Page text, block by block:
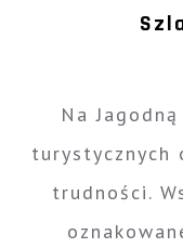
Na
turystycznych
trudności.